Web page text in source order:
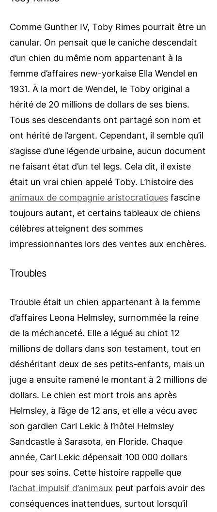
Comme Gunther IV, Toby Rimes pourrait être un
canular. On pensait que le caniche descendait
d’un chien du même nom appartenant à la
femme d’affaires new-yorkaise Ella Wendel en
1931. À la mort de Wendel, le Toby original a
hérité de 20 millions de dollars de ses biens.
Tous ses descendants ont partagé son nom et
ont hérité de l’argent. Cependant, il semble qu’il
s’agisse d’une légende urbaine, aucun document
ne faisant état d’un tel legs. Cela dit, il existe
était un vrai chien appelé Toby. L’histoire des
animaux de compagnie aristocratiques fascine
toujours autant, et certains tableaux de chiens
célèbres atteignent des sommes
impressionnantes lors des ventes aux enchères.
Troubles
Trouble était un chien appartenant à la femme
d’affaires Leona Helmsley, surnommée la reine
de la méchanceté. Elle a légué au chiot 12
millions de dollars dans son testament, tout en
déshéritant deux de ses petits-enfants, mais un
juge a ensuite ramené le montant à 2 millions de
dollars. Le chien est mort trois ans après
Helmsley, à l’âge de 12 ans, et elle a vécu avec
son gardien Carl Lekic à l’hôtel Helmsley
Sandcastle à Sarasota, en Floride. Chaque
année, Carl Lekic dépensait 100 000 dollars
pour ses soins. Cette histoire rappelle que
l’achat impulsif d’animaux peut parfois avoir des
conséquences inattendues, surtout lorsqu’il